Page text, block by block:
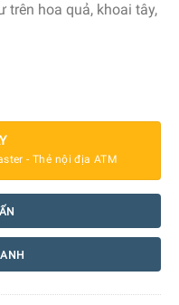
trên hoa quả, khoai tây,
3in1 - 20108 số lượng
- Thẻ nội địa ATM